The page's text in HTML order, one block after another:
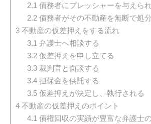
2.1 債務者にプレッシャーを与えら
2.2債務者がその不動産を無断で処
3 不動産の仮差押えをする流れ
3.1 弁護士へ相談する
3.2仮差押えを申し立てる
3.3裁判官と面談する
3.4担保金を供託する
3.5仮差押えが決定し、執行される
4 不動産の仮差押えのポイント
4.1 債権回収の実績が豊富な弁護士